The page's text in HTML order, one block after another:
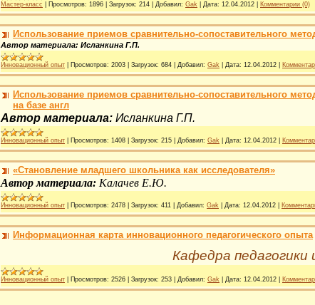
Мастер-класс Просмотров: 1896 Загрузок: 214 Добавил: Gak Дата: 12.04.2012 Комментарии (0)
Использование приемов сравнительно-сопоставительного
Автор материала: Исланкина Г.П.
Инновационный опыт Просмотров: 2003 Загрузок: 684 Добавил: Gak Дата: 12.04.2012
Использование приемов сравнительно-сопоставительного
на базе англ
Автор материала: Исланкина Г.П.
Инновационный опыт Просмотров: 1408 Загрузок: 215 Добавил: Gak Дата: 12.04.2012
«Становление младшего школьника как исследователя»
Автор материала: Калачев Е.Ю.
Инновационный опыт Просмотров: 2478 Загрузок: 411 Добавил: Gak Дата: 12.04.2012
Информационная карта инновационного педагогического опыта
Кафедра
Инновационный опыт Просмотров: 2526 Загрузок: 253 Добавил: Gak Дата: 12.04.2012